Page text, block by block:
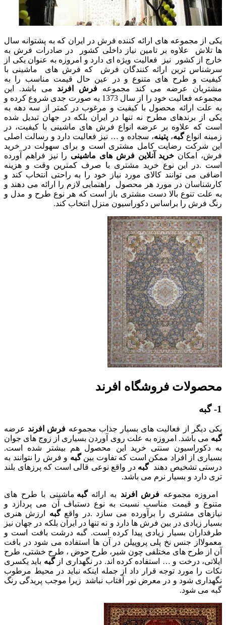
یکی از مجموعه های ارائه کننده فرش در ایران که به پشتوانه سال
ها تلاش علاوه بر تامین نیاز داخلی کشور در صادرات فرش به
خارج از کشور نیز فعالیت ویژه ای دارد و امروزه به عنوان یکی از
سرشناس ترین ارائه کنندگان فرش که فرش های ماشینی با
کیفیت و طرح های متنوع و در عین حال قیمت مناسب را به
مشتریان عرضه می کند مجموعه فرش افرند می باشد. این
مجموعه فعالیت خود را از سال 1373 به صورت جدی شروع کرده و
به علت ارائه محصول با کیفیت و مرغوب در کمتر از سه دهه به
یکی از برندهای مطرح نه تنها در ایران بلکه در جهان تبدیل شده
است که علاوه بر عرضه انواع فرش های ماشینی با کیفیت، در
زمینه انواعگبه،پتینه، سجاده و … نیز فعالیت دارد و رسالت اصلی
این شرکت رضایت کامل مشتری است و برای سهولت در خرید
فرش، امکان خرید آنلاین فرش های ماشینی را نیز فراهم آورده
است .در این نوع خرید مشتری با صرف کمترین وقت و هزینه
اضافی می توانند کالای مورد نیاز خود را به راحتی انتخاب کند و
کارشناسان در مورد هر محصول راهنمایی لازم را ارائه می دهند و
به علت تنوع بالا دست مشتری باز است که هر نوع طرح و مدل و
رنگ فرش را براساس دکوراسیون منزل انتخاب کند.
محصولات فروشگاه افرند
1- گبه
یکی دیگر از فعالیت های بسیار جذاب مجموعه فرش افرند عرضه
گبه می باشد. امروزه به علت روی آوردن بسیاری از زوج های جوان
به دکوراسیون سنتی خرید این محصول هم بیشتر شده است.
بسیاری از افراد ممکن است که تفاوت بینگبه و فرش را نتوانند به
درستی تشخیص دهندگبه در واقع نوعی قالی است که پرزهای بلند
تری دارد و بسیار نرم می باشد.
امروزه مجموعه فرش افرند به ارائهگبه ماشینی با طرح های
متنوع و قیمت مناسب نسبت به نوع دستباف آن می پردازد و
نیازهای مشتری را برآورده می سازد .در واقعگبه ارزش هنری
بسیار زیادی در بین فرش ها دارد و نه تنها در ایران بلکه در جهان نیز
طرفداران بسیار زیادی پیدا کرده است. گبه درشت بافت است و
معمولااز جنس نخ پلی پروپیلن در آن ها استفاده می شود در بافت
آن از طرح های مختلفی چون شیر، طرح حوض ، طرح خشتی، طرح
ایلاتی، درخت و … استفاده کرده اند. در نگهداری ازگبه باید یکسری
نکات را مورد توجه قرار داد از جمله اینکه نباید در محیط مرطوب
نگهداری شود و در معرض نور آفتاب نباشد زیرا موجب پریدگی رنگ
گبه می شود.